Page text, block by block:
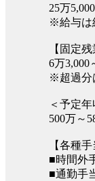
25万
※給与は
【固定残
6万3,000
※超過分
＜予定年
500万～
【各種手
■時間外
■通勤手